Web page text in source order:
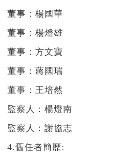
董事：楊國華
董事：楊燈雄
董事：方文寶
董事：蔣國瑞
董事：王培然
監察人：楊燈南
監察人：謝協志
4.舊任者簡歷: